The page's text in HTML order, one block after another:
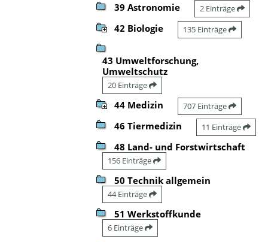
39 Astronomie 2 Einträge
42 Biologie 135 Einträge
43 Umweltforschung,
Umweltschutz
20 Einträge
44 Medizin 707 Einträge
46 Tiermedizin 11 Einträge
48 Land- und Forstwirtschaft
156 Einträge
50 Technik allgemein
44 Einträge
51 Werkstoffkunde
6 Einträge